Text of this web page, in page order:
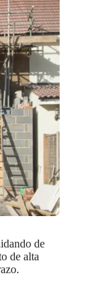
de
de alta